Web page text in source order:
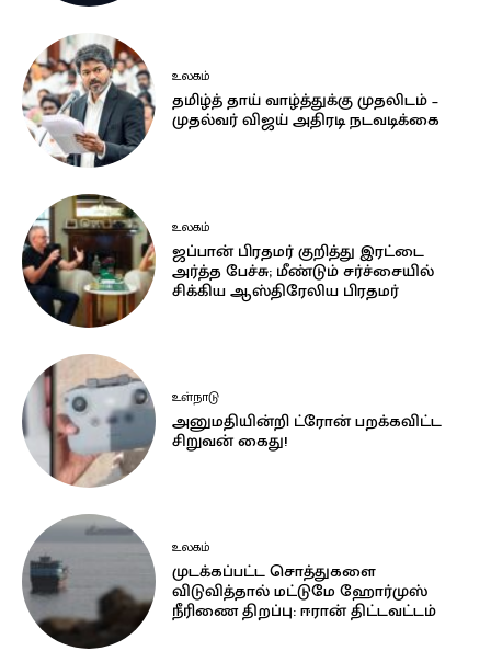
உலகம்
தமிழ்த் தாய் வாழ்த்துக்கு முதலிடம் –
முதல்வர் விஜய் அதிரடி நடவடிக்கை
உலகம்
ஜப்பான் பிரதமர் குறித்து இரட்டை
அர்த்த பேச்சு; மீண்டும் சர்ச்சையில்
சிக்கிய ஆஸ்திரேலிய பிரதமர்
உள்நாடு
அனுமதியின்றி ட்ரோன் பறக்கவிட்ட
சிறுவன் கைது!
உலகம்
முடக்கப்பட்ட சொத்துகளை
விடுவித்தால் மட்டுமே ஹோர்முஸ்
நீரிணை திறப்பு: ஈரான் திட்டவட்டம்